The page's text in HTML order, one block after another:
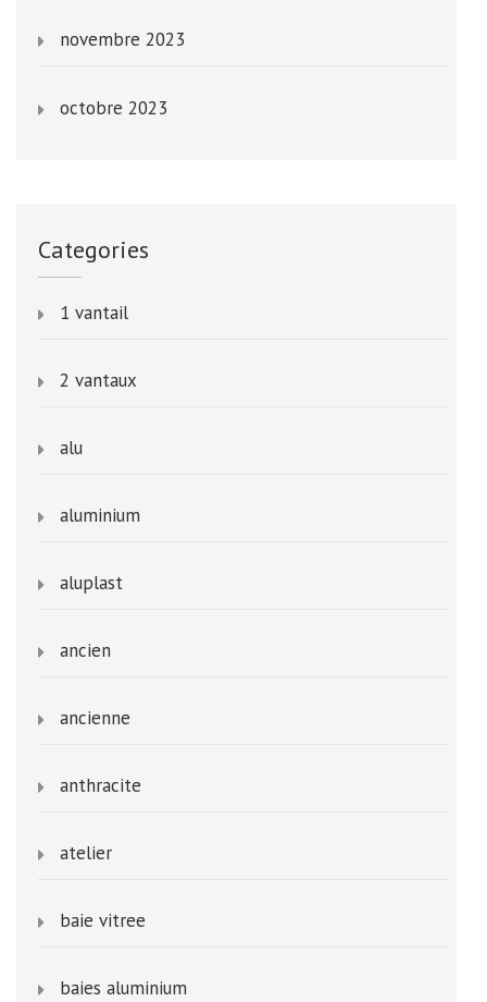
novembre 2023
octobre 2023
Categories
1 vantail
2 vantaux
alu
aluminium
aluplast
ancien
ancienne
anthracite
atelier
baie vitree
baies aluminium